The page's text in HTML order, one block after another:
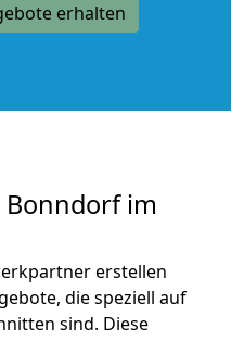
erhalten
Bonndorf im
erstellen
die speziell auf
sind. Diese